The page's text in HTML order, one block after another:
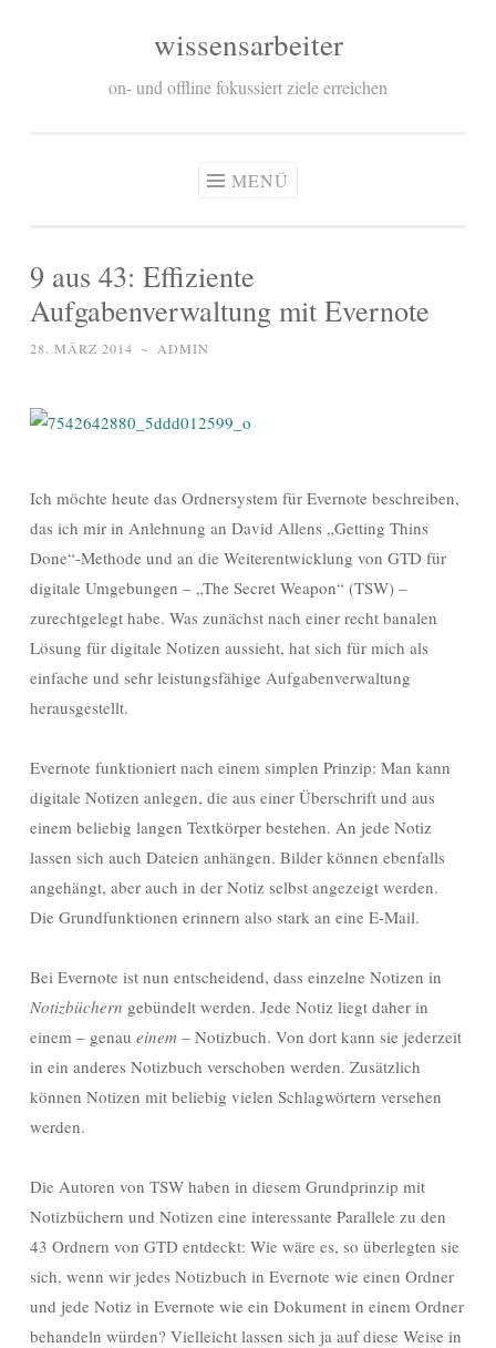
wissensarbeiter
on- und offline fokussiert ziele erreichen
MENÜ
9 aus 43: Effiziente
Aufgabenverwaltung mit Evernote
28. MÄRZ 2014 ~ ADMIN
Ich möchte heute das Ordnersystem für Evernote beschreiben,
das ich mir in Anlehnung an David Allens „Getting Thins
Done“-Methode und an die Weiterentwicklung von GTD für
digitale Umgebungen – „The Secret Weapon“ (TSW) –
zurechtgelegt habe. Was zunächst nach einer recht banalen
Lösung für digitale Notizen aussieht, hat sich für mich als
einfache und sehr leistungsfähige Aufgabenverwaltung
herausgestellt.
Evernote funktioniert nach einem simplen Prinzip: Man kann
digitale Notizen anlegen, die aus einer Überschrift und aus
einem beliebig langen Textkörper bestehen. An jede Notiz
lassen sich auch Dateien anhängen. Bilder können ebenfalls
angehängt, aber auch in der Notiz selbst angezeigt werden.
Die Grundfunktionen erinnern also stark an eine E-Mail.
Bei Evernote ist nun entscheidend, dass einzelne Notizen in
Notizbüchern gebündelt werden. Jede Notiz liegt daher in
einem – genau einem – Notizbuch. Von dort kann sie jederzeit
in ein anderes Notizbuch verschoben werden. Zusätzlich
können Notizen mit beliebig vielen Schlagwörtern versehen
werden.
Die Autoren von TSW haben in diesem Grundprinzip mit
Notizbüchern und Notizen eine interessante Parallele zu den
43 Ordnern von GTD entdeckt: Wie wäre es, so überlegten sie
sich, wenn wir jedes Notizbuch in Evernote wie einen Ordner
und jede Notiz in Evernote wie ein Dokument in einem Ordner
behandeln würden? Vielleicht lassen sich ja auf diese Weise in